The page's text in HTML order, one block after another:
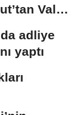
Vali
adliye
yaptı